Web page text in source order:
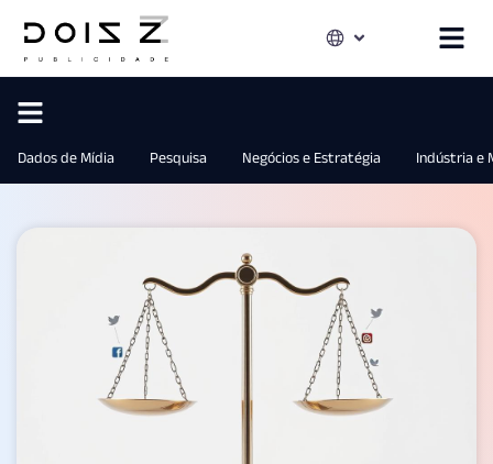
Dados de Mídia Pesquisa Negócios e Estratégia Indústria e